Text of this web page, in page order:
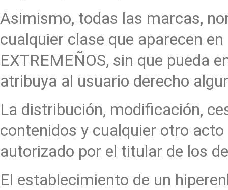
Asimismo, todas las marcas,
cualquier clase que aparecen
EXTREMEÑOS, sin que pueda
atribuya al usuario derecho
La distribución, modificación,
contenidos y cualquier otro
autorizado por el titular de los
El establecimiento de un